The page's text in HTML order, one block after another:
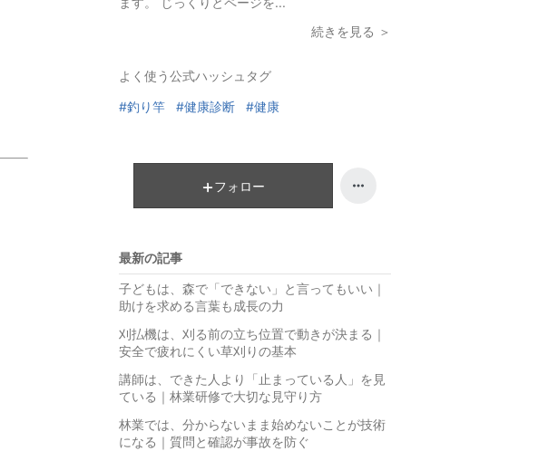
続きを見る ＞
よく使う公式ハッシュタグ
#釣り竿 #健康診断 #健康
フォロー
最新の記事
子どもは、森で「できない」と言ってもいい｜
助けを求める言葉も成長の力
刈払機は、刈る前の立ち位置で動きが決まる｜
安全で疲れにくい草刈りの基本
講師は、できた人より「止まっている人」を見
ている｜林業研修で大切な見守り方
林業では、分からないまま始めないことが技術
になる｜質問と確認が事故を防ぐ